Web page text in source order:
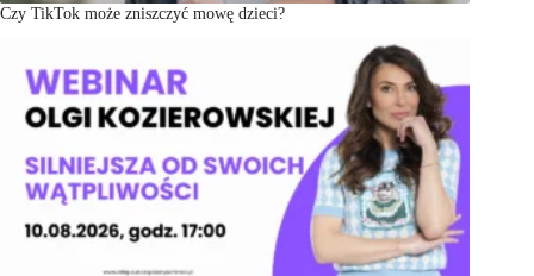
Czy TikTok może zniszczyć mowę dzieci?